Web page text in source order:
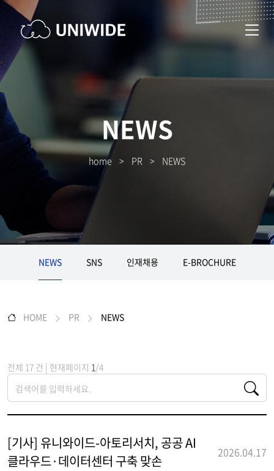
NEWS
home > PR > NEWS
NEWS SNS 인재채용 E-BROCHURE
HOME PR NEWS
전체 17 건 | 현재페이지 1/4
[기사] 유니와이드-아토리서치, 공공 AI
클라우드·데이터센터 구축 맞손
2026.04.17